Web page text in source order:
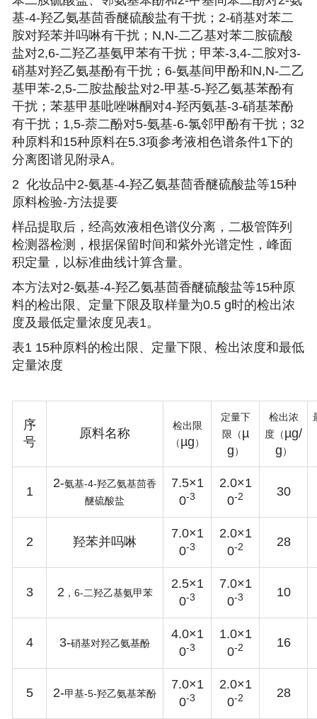
基-4-羟乙氨基茴香醚硫酸盐有干扰；2-硝基对苯二
胺对羟苯并吗啉有干扰；N,N-二乙基对苯二胺硫酸
盐对2,6-二羟乙基氨甲苯有干扰；甲苯-3,4-二胺对3-
硝基对羟乙氨基酚有干扰；6-氨基间甲酚和N,N-二乙
基甲苯-2,5-二胺盐酸盐对2-甲基-5-羟乙氨基苯酚有
干扰；苯基甲基吡唑啉酮对4-羟丙氨基-3-硝基苯酚
有干扰；1,5-萘二酚对5-氨基-6-氯邻甲酚有干扰；32
种原料和15种原料在5.3项参考液相色谱条件1下的
分离图谱见附录A。
2化妆品中2-氨基-4-羟乙氨基茴香醚硫酸盐等15种
原料检验-方法提要
样品提取后，经高效液相色谱仪分离，二极管阵列
检测器检测，根据保留时间和紫外光谱定性，峰面
积定量，以标准曲线计算含量。
本方法对2-氨基-4-羟乙氨基茴香醚硫酸盐等15种原
料的检出限、定量下限及取样量为0.5 g时的检出浓
度及最低定量浓度见表1。
表1 15种原料的检出限、定量下限、检出浓度和最低
定量浓度
序
号
原料名称
检出限
（ µg ）
定量下
限（ µ
g ）
检出浓
度（ µg/
g ）
1
2-氨基-4-羟乙氨基茴香
醚硫酸盐
7.5×1
0-3
2.0×1
0-2 30
2 羟苯并吗啉
7.0×1
0-3
2.0×1
0-2 28
3 2， 6-二羟乙基氨甲苯
2.5×1
0-3
7.0×1
0-3 10
4 3-硝基对羟乙氨基酚
4.0×1
0-3
1.0×1
0-2 16
5 2-甲基-5-羟乙氨基苯酚
7.0×1
0-3
2.0×1
0-2 28